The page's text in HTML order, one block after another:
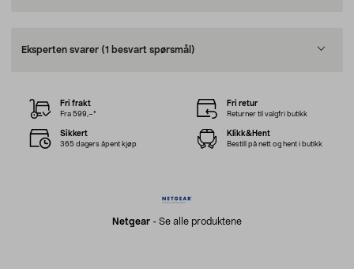
Eksperten svarer (1 besvart spørsmål)
Netgear - Se alle produktene
Fri frakt
Fra 599,–*
Fri retur
Returner til valgfri butikk
Sikkert
365 dagers åpent kjøp
Klikk&Hent
Bestill på nett og hent i butikk